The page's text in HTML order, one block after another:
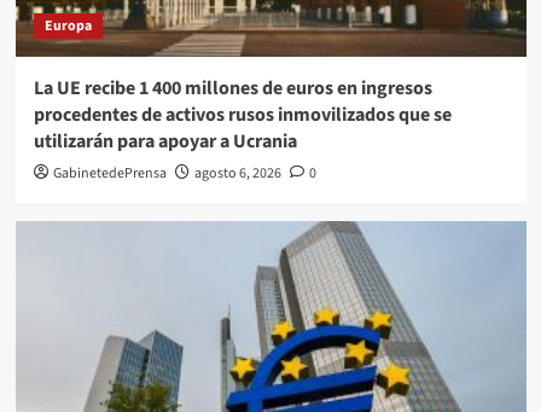
Europa
La UE recibe 1 400 millones de euros en ingresos
procedentes de activos rusos inmovilizados que se
utilizarán para apoyar a Ucrania
GabinetedePrensa agosto 6, 2026 0